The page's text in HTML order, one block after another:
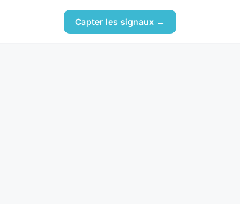
Capter les signaux →